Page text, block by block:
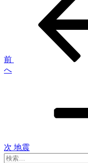
ゲ
ー
前
へ
次 地震
検